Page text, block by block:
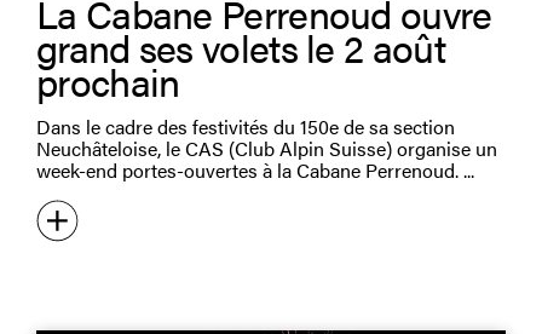
La Cabane Perrenoud ouvre
grand ses volets le 2 août
prochain
Dans le cadre des festivités du 150e de sa section
Neuchâteloise, le CAS (Club Alpin Suisse) organise un
week-end portes-ouvertes à la Cabane Perrenoud.